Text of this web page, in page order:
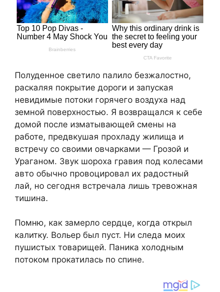
Полуденное светило палило безжалостно,
раскаляя покрытие дороги и запуская
невидимые потоки горячего воздуха над
земной поверхностью. Я возвращался к себе
домой после изматывающей смены на
работе, предвкушая прохладу жилища и
встречу со своими овчарками — Грозой и
Ураганом. Звук шороха гравия под колесами
авто обычно провоцировал их радостный
лай, но сегодня встречала лишь тревожная
тишина.
Помню, как замерло сердце, когда открыл
калитку. Вольер был пуст. Ни следа моих
пушистых товарищей. Паника холодным
потоком прокатилась по спине.